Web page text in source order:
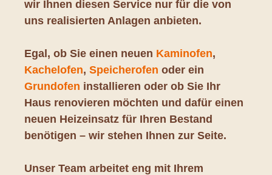
wir Ihnen diesen Service nur für die von
uns realisierten Anlagen anbieten.
Egal, ob Sie einen neuen Kaminofen,
Kachelofen, Speicherofen oder ein
Grundofen installieren oder ob Sie Ihr
Haus renovieren möchten und dafür einen
neuen Heizeinsatz für Ihren Bestand
benötigen – wir stehen Ihnen zur Seite.
Unser Team arbeitet eng mit Ihrem